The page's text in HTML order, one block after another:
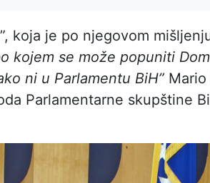
koja je po njegovom
kojem se može popuniti
ni u Parlamentu BiH” Mario
Parlamentarne skupštine